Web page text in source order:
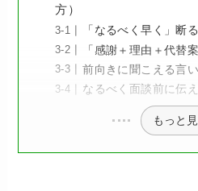
方）
「なるべく早く」断
「感謝＋理由＋代替
前向きに聞こえる言
なるべく面談前に伝
もっと